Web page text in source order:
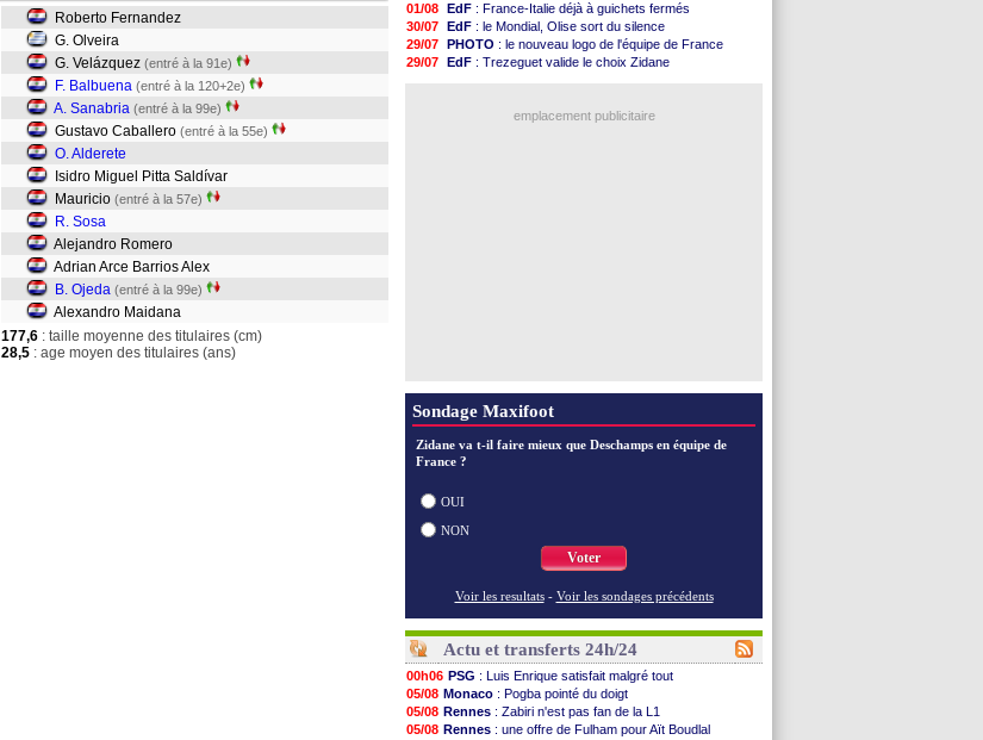
Roberto Fernandez
G. Olveira
G. Velázquez (entré à la 91e)
F. Balbuena (entré à la 120+2e)
A. Sanabria (entré à la 99e)
Gustavo Caballero (entré à la 55e)
O. Alderete
Isidro Miguel Pitta Saldívar
Mauricio (entré à la 57e)
R. Sosa
Alejandro Romero
Adrian Arce Barrios Alex
B. Ojeda (entré à la 99e)
Alexandro Maidana
177,6 : taille moyenne des titulaires (cm)
28,5 : age moyen des titulaires (ans)
01/08 EdF : France-Italie déjà à guichets fermés
30/07 EdF : le Mondial, Olise sort du silence
29/07 PHOTO : le nouveau logo de l'équipe de France
29/07 EdF : Trezeguet valide le choix Zidane
: le message de Mbappé à Zidane
emplacement publicitaire
Sondage Maxifoot
Zidane va t-il faire mieux que Deschamps en équipe de
France ?
OUI
NON
Voter
Voir les resultats - Voir les sondages précédents
Actu et transferts 24h/24
00h06 PSG : Luis Enrique satisfait malgré tout
05/08 Monaco : Pogba pointé du doigt
05/08 Rennes : Zabiri n'est pas fan de la L1
05/08 Rennes : une offre de Fulham pour Aït Boudlal